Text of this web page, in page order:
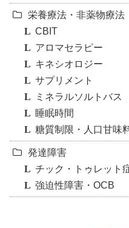
栄養療法・非薬物療法
CBIT
アロマセラピー
キネシオロジー
サプリメント
ミネラルソルトバス
睡眠時間
糖質制限・人口甘味
発達障害
チック・トゥレット
強迫性障害・OCB